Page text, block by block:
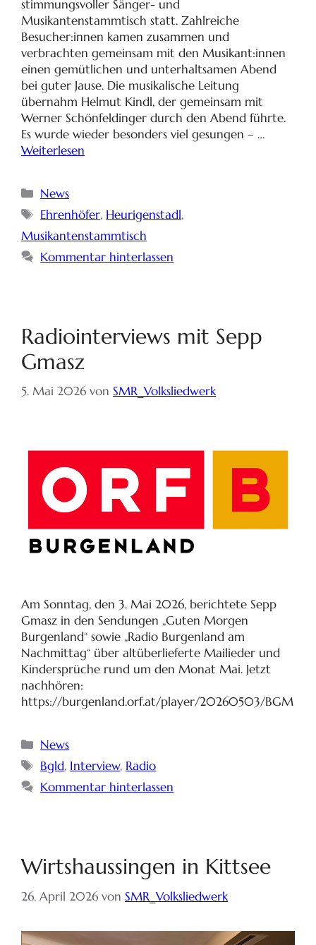
stimmungsvoller Sänger- und
Musikantenstammtisch statt. Zahlreiche
Besucher:innen kamen zusammen und
verbrachten gemeinsam mit den Musikant:innen
einen gemütlichen und unterhaltsamen Abend
bei guter Jause. Die musikalische Leitung
übernahm Helmut Kindl, der gemeinsam mit
Werner Schönfeldinger durch den Abend führte.
Es wurde wieder besonders viel gesungen – …
Weiterlesen
News
Ehrenhöfer, Heurigenstadl,
Musikantenstammtisch
Kommentar hinterlassen
Radiointerviews mit Sepp
Gmasz
5. Mai 2026 von SMR_Volksliedwerk
Am Sonntag, den 3. Mai 2026, berichtete Sepp
Gmasz in den Sendungen „Guten Morgen
Burgenland“ sowie „Radio Burgenland am
Nachmittag“ über altüberlieferte Mailieder und
Kindersprüche rund um den Monat Mai. Jetzt
nachhören:
https://burgenland.orf.at/player/20260503/BGM
News
Bgld, Interview, Radio
Kommentar hinterlassen
Wirtshaussingen in Kittsee
26. April 2026 von SMR_Volksliedwerk